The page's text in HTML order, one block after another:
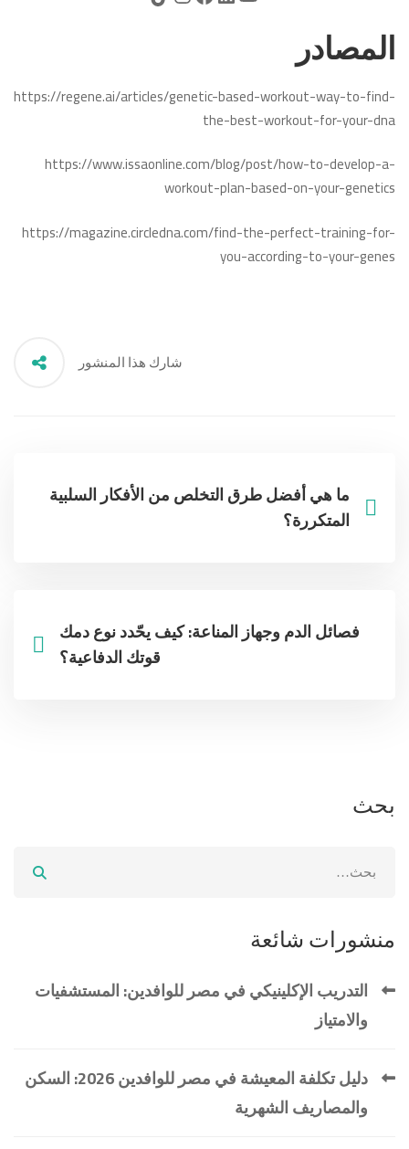
المصادر
https://regene.ai/articles/genetic-based-workout-way-to-find-
the-best-workout-for-your-dna
https://www.issaonline.com/blog/post/how-to-develop-a-
workout-plan-based-on-your-genetics
https://magazine.circledna.com/find-the-perfect-training-for-
you-according-to-your-genes
شارك هذا المنشور
ما هي أفضل طرق التخلص من الأفكار السلبية
المتكررة؟
فصائل الدم وجهاز المناعة: كيف يحّدد نوع دمك
قوتك الدفاعية؟
بحث
منشورات شائعة
التدريب الإكلينيكي في مصر للوافدين: المستشفيات
والامتياز
دليل تكلفة المعيشة في مصر للوافدين 2026: السكن
والمصاريف الشهرية